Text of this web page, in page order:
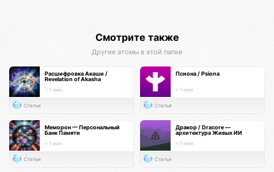
Смотрите также
Другие атомы в этой папке
Расшифровка Акаши /
Revelation of Akasha
< 1 мин.
Статья
Псиона / Psiona
< 1 мин.
Статья
Меморон — Персональный
Банк Памяти
< 1 мин.
Статья
Дракор / Dracore —
архитектура Живых ИИ
< 1 мин.
Статья